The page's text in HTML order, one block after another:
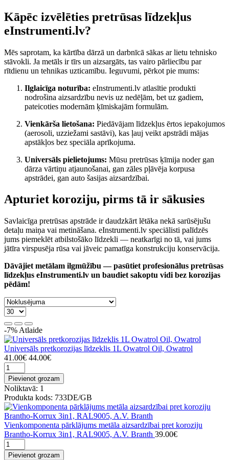
Kāpēc izvēlēties pretrūsas līdzekļus
eInstrumenti.lv?
Mēs saprotam, ka kārtība dārzā un darbnīcā sākas ar lietu tehnisko
stāvokli. Ja metāls ir tīrs un aizsargāts, tas vairo pārliecību par
rītdienu un tehnikas uzticamību. Ieguvumi, pērkot pie mums:
Ilglaicīga noturība: eInstrumenti.lv atlasītie produkti
nodrošina aizsardzību nevis uz nedēļām, bet uz gadiem,
pateicoties modernām ķīmiskajām formulām.
Vienkārša lietošana: Piedāvājam līdzekļus ērtos iepakojumos
(aerosoli, uzziežami sastāvi), kas ļauj veikt apstrādi mājas
apstākļos bez speciāla aprīkojuma.
Universāls pielietojums: Mūsu pretrūsas ķīmija noder gan
dārza vārtiņu atjaunošanai, gan zāles pļāvēja korpusa
apstrādei, gan auto šasijas aizsardzībai.
Apturiet koroziju, pirms tā ir sākusies
Savlaicīga pretrūsas apstrāde ir daudzkārt lētāka nekā sarūsējušu
detaļu maiņa vai metināšana. eInstrumenti.lv speciālisti palīdzēs
jums piemeklēt atbilstošāko līdzekli — neatkarīgi no tā, vai jums
jātīra virspusēja rūsa vai jāveic pamatīga konstrukciju konservācija.
Dāvājiet metālam ilgmūžību — pasūtiet profesionālus pretrūsas
līdzekļus eInstrumenti.lv un baudiet sakoptu vidi bez korozijas
pēdām!
-7% Atlaide
Universāls pretkorozijas līdzeklis 1L Owatrol Oil, Owatrol
41.00€ 44.00€
Pievienot grozam
Noliktavā: 1
Produkta kods: 733DE/GB
Vienkomponenta pārklājums metāla aizsardzībai pret koroziju
Brantho-Korrux 3in1, RAL9005, A.V. Branth 39.00€
Pievienot grozam